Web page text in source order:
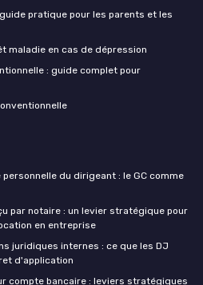
pratique pour les parents et les
maladie en cas de dépression
: guide complet pour
du dirigeant : le GC comme
par notaire : un levier stratégique pour
en entreprise
juridiques internes : ce que les DJ
d'application
compte bancaire : leviers stratégiques